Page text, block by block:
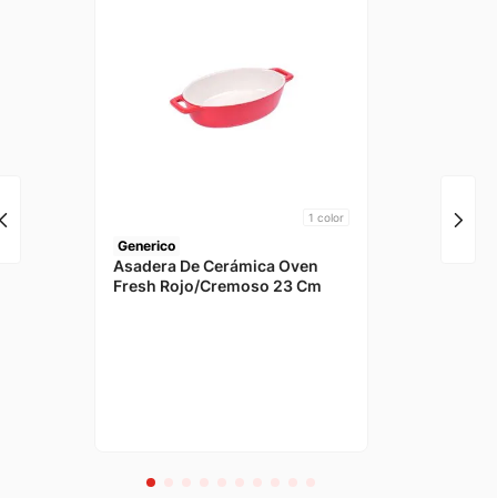
1 color
Generico
Asadera De Cerámica Oven
Fresh Rojo/Cremoso 23 Cm